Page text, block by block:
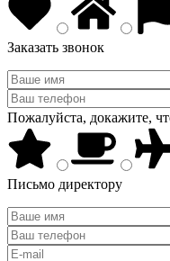
Заказать звонок
Пожалуйста, докажите,
Письмо директору